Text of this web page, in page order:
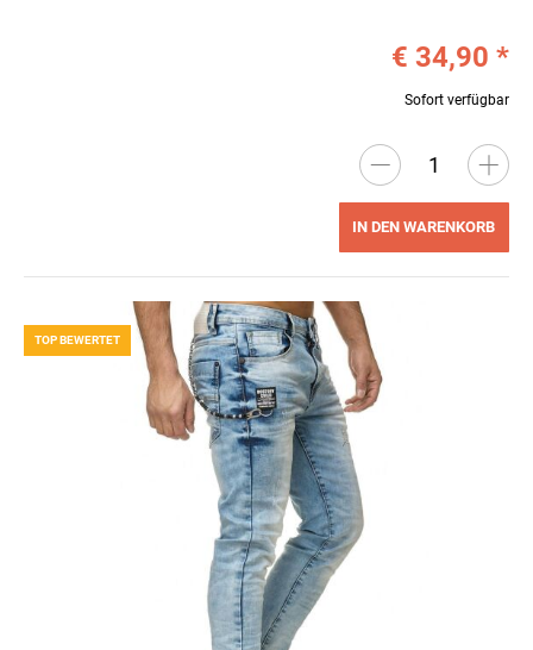
€ 34,90 *
Sofort verfügbar
IN DEN WARENKORB
TOP BEWERTET